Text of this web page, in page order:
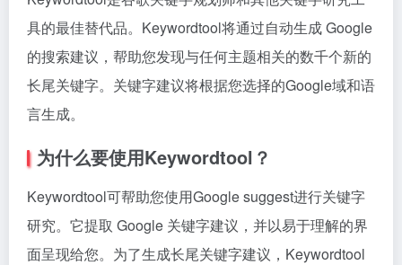
具的最佳替代品。Keywordtool将通过自动生成 Google
的搜索建议，帮助您发现与任何主题相关的数千个新的
长尾关键字。关键字建议将根据您选择的Google域和语
言生成。
为什么要使用Keywordtool？
Keywordtool可帮助您使用Google suggest进行关键字
研究。它提取 Google 关键字建议，并以易于理解的界
面呈现给您。为了生成长尾关键字建议，Keywordtool